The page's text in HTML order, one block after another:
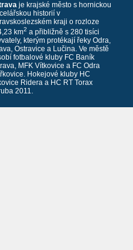
je krajské město s hornickou
historií v
kraji o rozloze
km2 a přibližně s 280 tisíci
kterým protékají řeky Odra,
Ostravice a Lučina. Ve městě
fotbalové kluby FC Baník
MFK Vítkovice a FC Odra
Hokejové kluby HC
Ridera a HC RT Torax
2011.